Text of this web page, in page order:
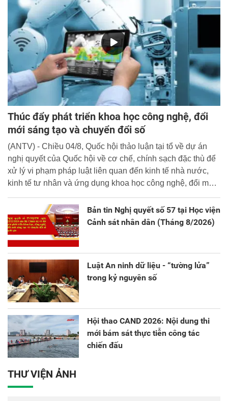
Thúc đẩy phát triển khoa học công nghệ, đổi
mới sáng tạo và chuyển đổi số
(ANTV) - Chiều 04/8, Quốc hội thảo luận tại tổ về dự án
nghị quyết của Quốc hội về cơ chế, chính sạch đặc thù để
xử lý vi phạm pháp luật liên quan đến kinh tế nhà nước,
kinh tế tư nhân và ứng dụng khoa học công nghệ, đổi mới
sáng tạo và chuyển đổi số.
Bản tin Nghị quyết số 57 tại Học viện
Cảnh sát nhân dân (Tháng 8/2026)
Luật An ninh dữ liệu - “tường lửa”
trong kỷ nguyên số
Hội thao CAND 2026: Nội dung thi
mới bám sát thực tiễn công tác
chiến đấu
THƯ VIỆN ẢNH